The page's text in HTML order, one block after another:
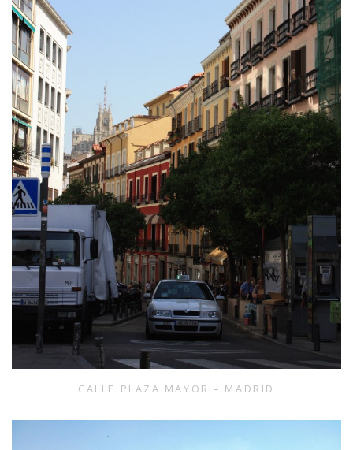
CALLE PLAZA MAYOR – MADRID